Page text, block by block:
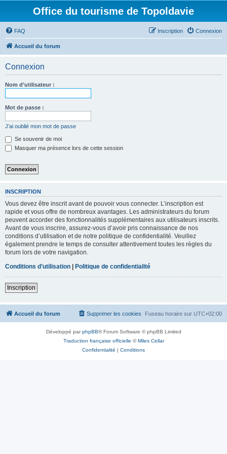
Office du tourisme de Topoldavie
FAQ Connexion
Inscription
Accueil du forum
Connexion
Nom d’utilisateur :
Mot de passe :
J’ai oublié mon mot de passe
Se souvenir de moi
Masquer ma présence lors de cette session
INSCRIPTION
Vous devez être inscrit avant de pouvoir vous connecter. L’inscription est
rapide et vous offre de nombreux avantages. Les administrateurs du forum
peuvent accorder des fonctionnalités supplémentaires aux utilisateurs inscrits.
Avant de vous inscrire, assurez-vous d’avoir pris connaissance de nos
conditions d’utilisation et de notre politique de confidentialité. Veuillez
également prendre le temps de consulter attentivement toutes les règles du
forum lors de votre navigation.
Conditions d’utilisation | Politique de confidentialité
Inscription
Accueil du forum Fuseau horaire sur UTC+02:00
Supprimer les cookies
Développé parphpBB® Forum Software © phpBB Limited
Traduction française officielle ©Miles Cellar
Confidentialité | Conditions